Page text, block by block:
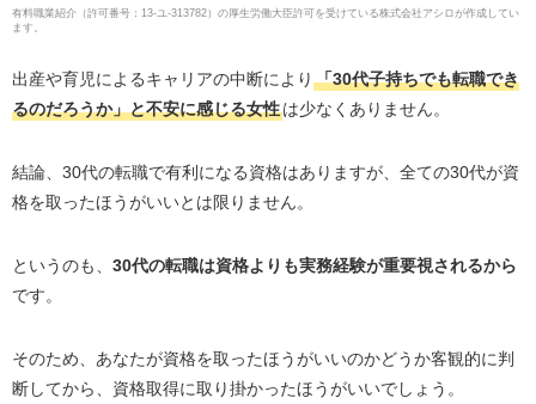
有料職業紹介（許可番号：13-ユ-313782）の厚生労働大臣許可を受けている株式会社アシロが作成してい
ます。
出産や育児によるキャリアの中断により 「30代子持ちでも転職でき
るのだろうか」と不安に感じる女性は少なくありません。
結論、30代の転職で有利になる資格はありますが、全ての30代が資
格を取ったほうがいいとは限りません。
というのも、 30代の転職は資格よりも実務経験が重要視されるから
です。
そのため、あなたが資格を取ったほうがいいのかどうか客観的に判
断してから、資格取得に取り掛かったほうがいいでしょう。